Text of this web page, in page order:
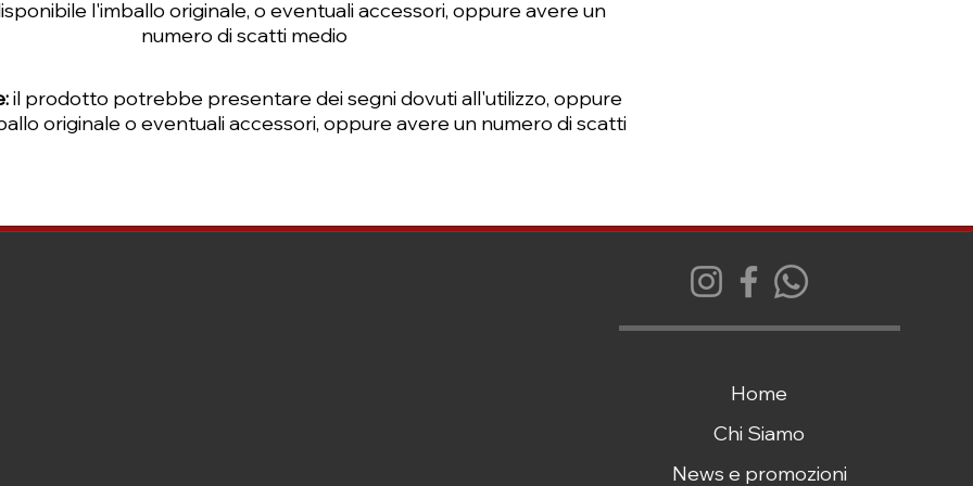
l'imballo originale, o eventuali accessori, oppure avere un
numero di scatti medio
il prodotto potrebbe presentare dei segni dovuti all'utilizzo, oppure
originale o eventuali accessori, oppure avere un numero di scatti
€ 3199,00 € 3288,00 € 2949,00 €
915,00 € 679,00 € 339,00 €
Home
Chi Siamo
News e promozioni